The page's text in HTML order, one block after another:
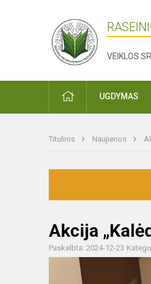
VEIKLOS
PRADŽIAUGDYMAS
Titulinis Naujienos
Akcija
Paskelbta: 2024-12-23